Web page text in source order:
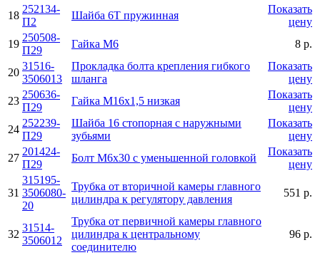
18
252134-
П2
Шайба 6Т пружинная
Показать
цену
19
250508-
П29
Гайка М6 8 р.
20
31516-
3506013
Прокладка болта крепления гибкого
шланга
Показать
цену
23
250636-
П29
Гайка М16х1,5 низкая
Показать
цену
24
252239-
П29
Шайба 16 стопорная с наружными
зубьями
Показать
цену
27
201424-
П29
Болт М6х30 с уменьшенной головкой
Показать
цену
31
315195-
3506080-
20
Трубка от вторичной камеры главного
цилиндра к регулятору давления
551 р.
32
31514-
3506012
Трубка от первичной камеры главного
цилиндра к центральному
соединителю
96 р.